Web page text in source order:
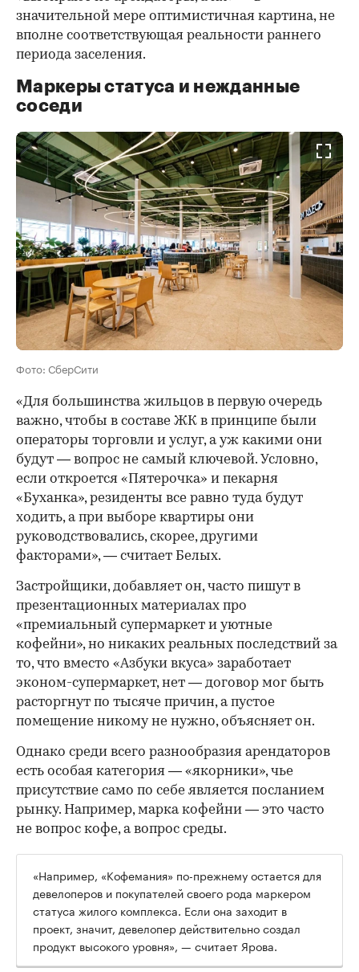
значительной мере оптимистичная картина, не
вполне соответствующая реальности раннего
периода заселения.
Маркеры статуса и нежданные
соседи
Фото: СберСити
«Для большинства жильцов в первую очередь
важно, чтобы в составе ЖК в принципе были
операторы торговли и услуг, а уж какими они
будут — вопрос не самый ключевой. Условно,
если откроется «Пятерочка» и пекарня
«Буханка», резиденты все равно туда будут
ходить, а при выборе квартиры они
руководствовались, скорее, другими
факторами», — считает Белых.
Застройщики, добавляет он, часто пишут в
презентационных материалах про
«премиальный супермаркет и уютные
кофейни», но никаких реальных последствий за
то, что вместо «Азбуки вкуса» заработает
эконом-супермаркет, нет — договор мог быть
расторгнут по тысяче причин, а пустое
помещение никому не нужно, объясняет он.
Однако среди всего разнообразия арендаторов
есть особая категория — «якорники», чье
присутствие само по себе является посланием
рынку. Например, марка кофейни — это часто
не вопрос кофе, а вопрос среды.
«Например, «Кофемания» по-прежнему остается для
девелоперов и покупателей своего рода маркером
статуса жилого комплекса. Если она заходит в
проект, значит, девелопер действительно создал
продукт высокого уровня», — считает Ярова.